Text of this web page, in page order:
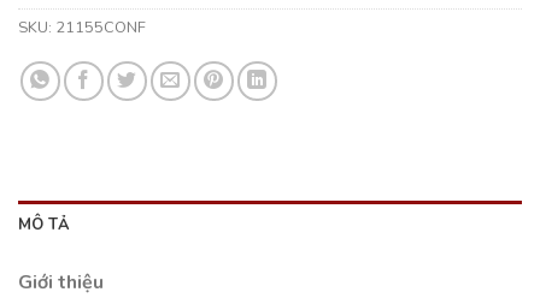
SKU: 21155CONF
MÔ TẢ
Giới thiệu